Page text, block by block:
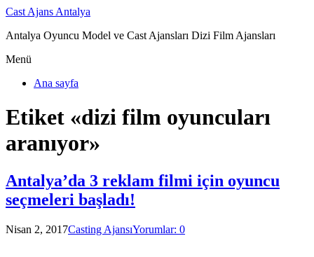
Cast Ajans Antalya
Antalya Oyuncu Model ve Cast Ajansları Dizi Film Ajansları
Menü
Ana sayfa
Etiket «dizi film oyuncuları
aranıyor»
Antalya’da 3 reklam filmi için oyuncu
seçmeleri başladı!
Nisan 2, 2017Casting AjansıYorumlar: 0